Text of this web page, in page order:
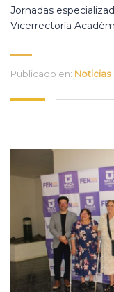
Jornadas
Vicerrectoría
Publicado en: Noticias